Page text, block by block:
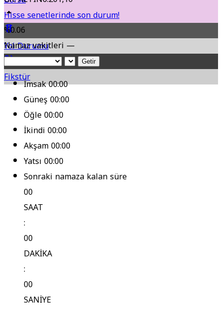
Hisse senetlerinde son durum!
Yol Durumu
Fikstür
%0.06
Namaz vakitleri —
Getir
İmsak00:00
Güneş00:00
Öğle00:00
İkindi00:00
Akşam00:00
Yatsı00:00
Sonraki namaza kalan süre
00
SAAT
:
00
DAKİKA
:
00
SANİYE